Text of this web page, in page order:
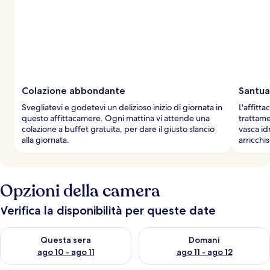
a
t
o
Colazione abbondante
Svegliatevi e godetevi un delizioso inizio di giornata in
questo affittacamere. Ogni mattina vi attende una
colazione a buffet gratuita, per dare il giusto slancio
alla giornata.
vasca
Opzioni della camera
Verifica la disponibilità per queste date
Questa sera
ago 10 - ago 11
Verifica la disponibilità per questa sera, ago 10 - ago 11
Domani
ago 11 - ago 12
Verifica la disponibilità per